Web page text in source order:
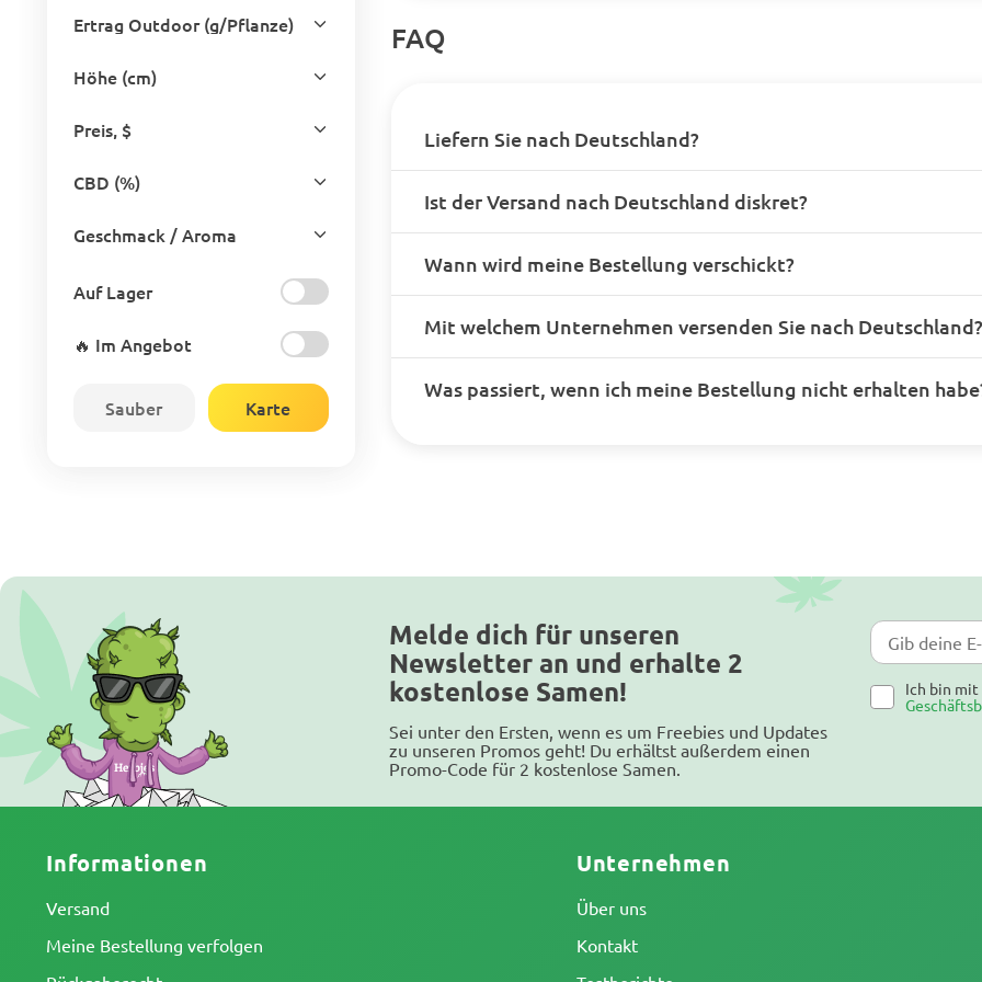
Ertrag Outdoor (g/Pflanze)
Höhe (cm)
Preis, $
CBD (%)
Geschmack / Aroma
Auf Lager
🔥 Im Angebot
Sauber Karte
FAQ
Liefern Sie nach Deutschland?
Ist der Versand nach Deutschland diskret?
Wann wird meine Bestellung verschickt?
Mit welchem Unternehmen versenden Sie nach Deutschland?
Was passiert, wenn ich meine Bestellung nicht erhalten
Melde dich für unseren
Newsletter an und erhalte 2
kostenlose Samen!
Sei unter den Ersten, wenn es um Freebies und Updates
zu unseren Promos geht! Du erhältst außerdem einen
Promo-Code für 2 kostenlose Samen.
Ich bin
Informationen
Versand
Meine Bestellung verfolgen
Unternehmen
Über uns
Kontakt